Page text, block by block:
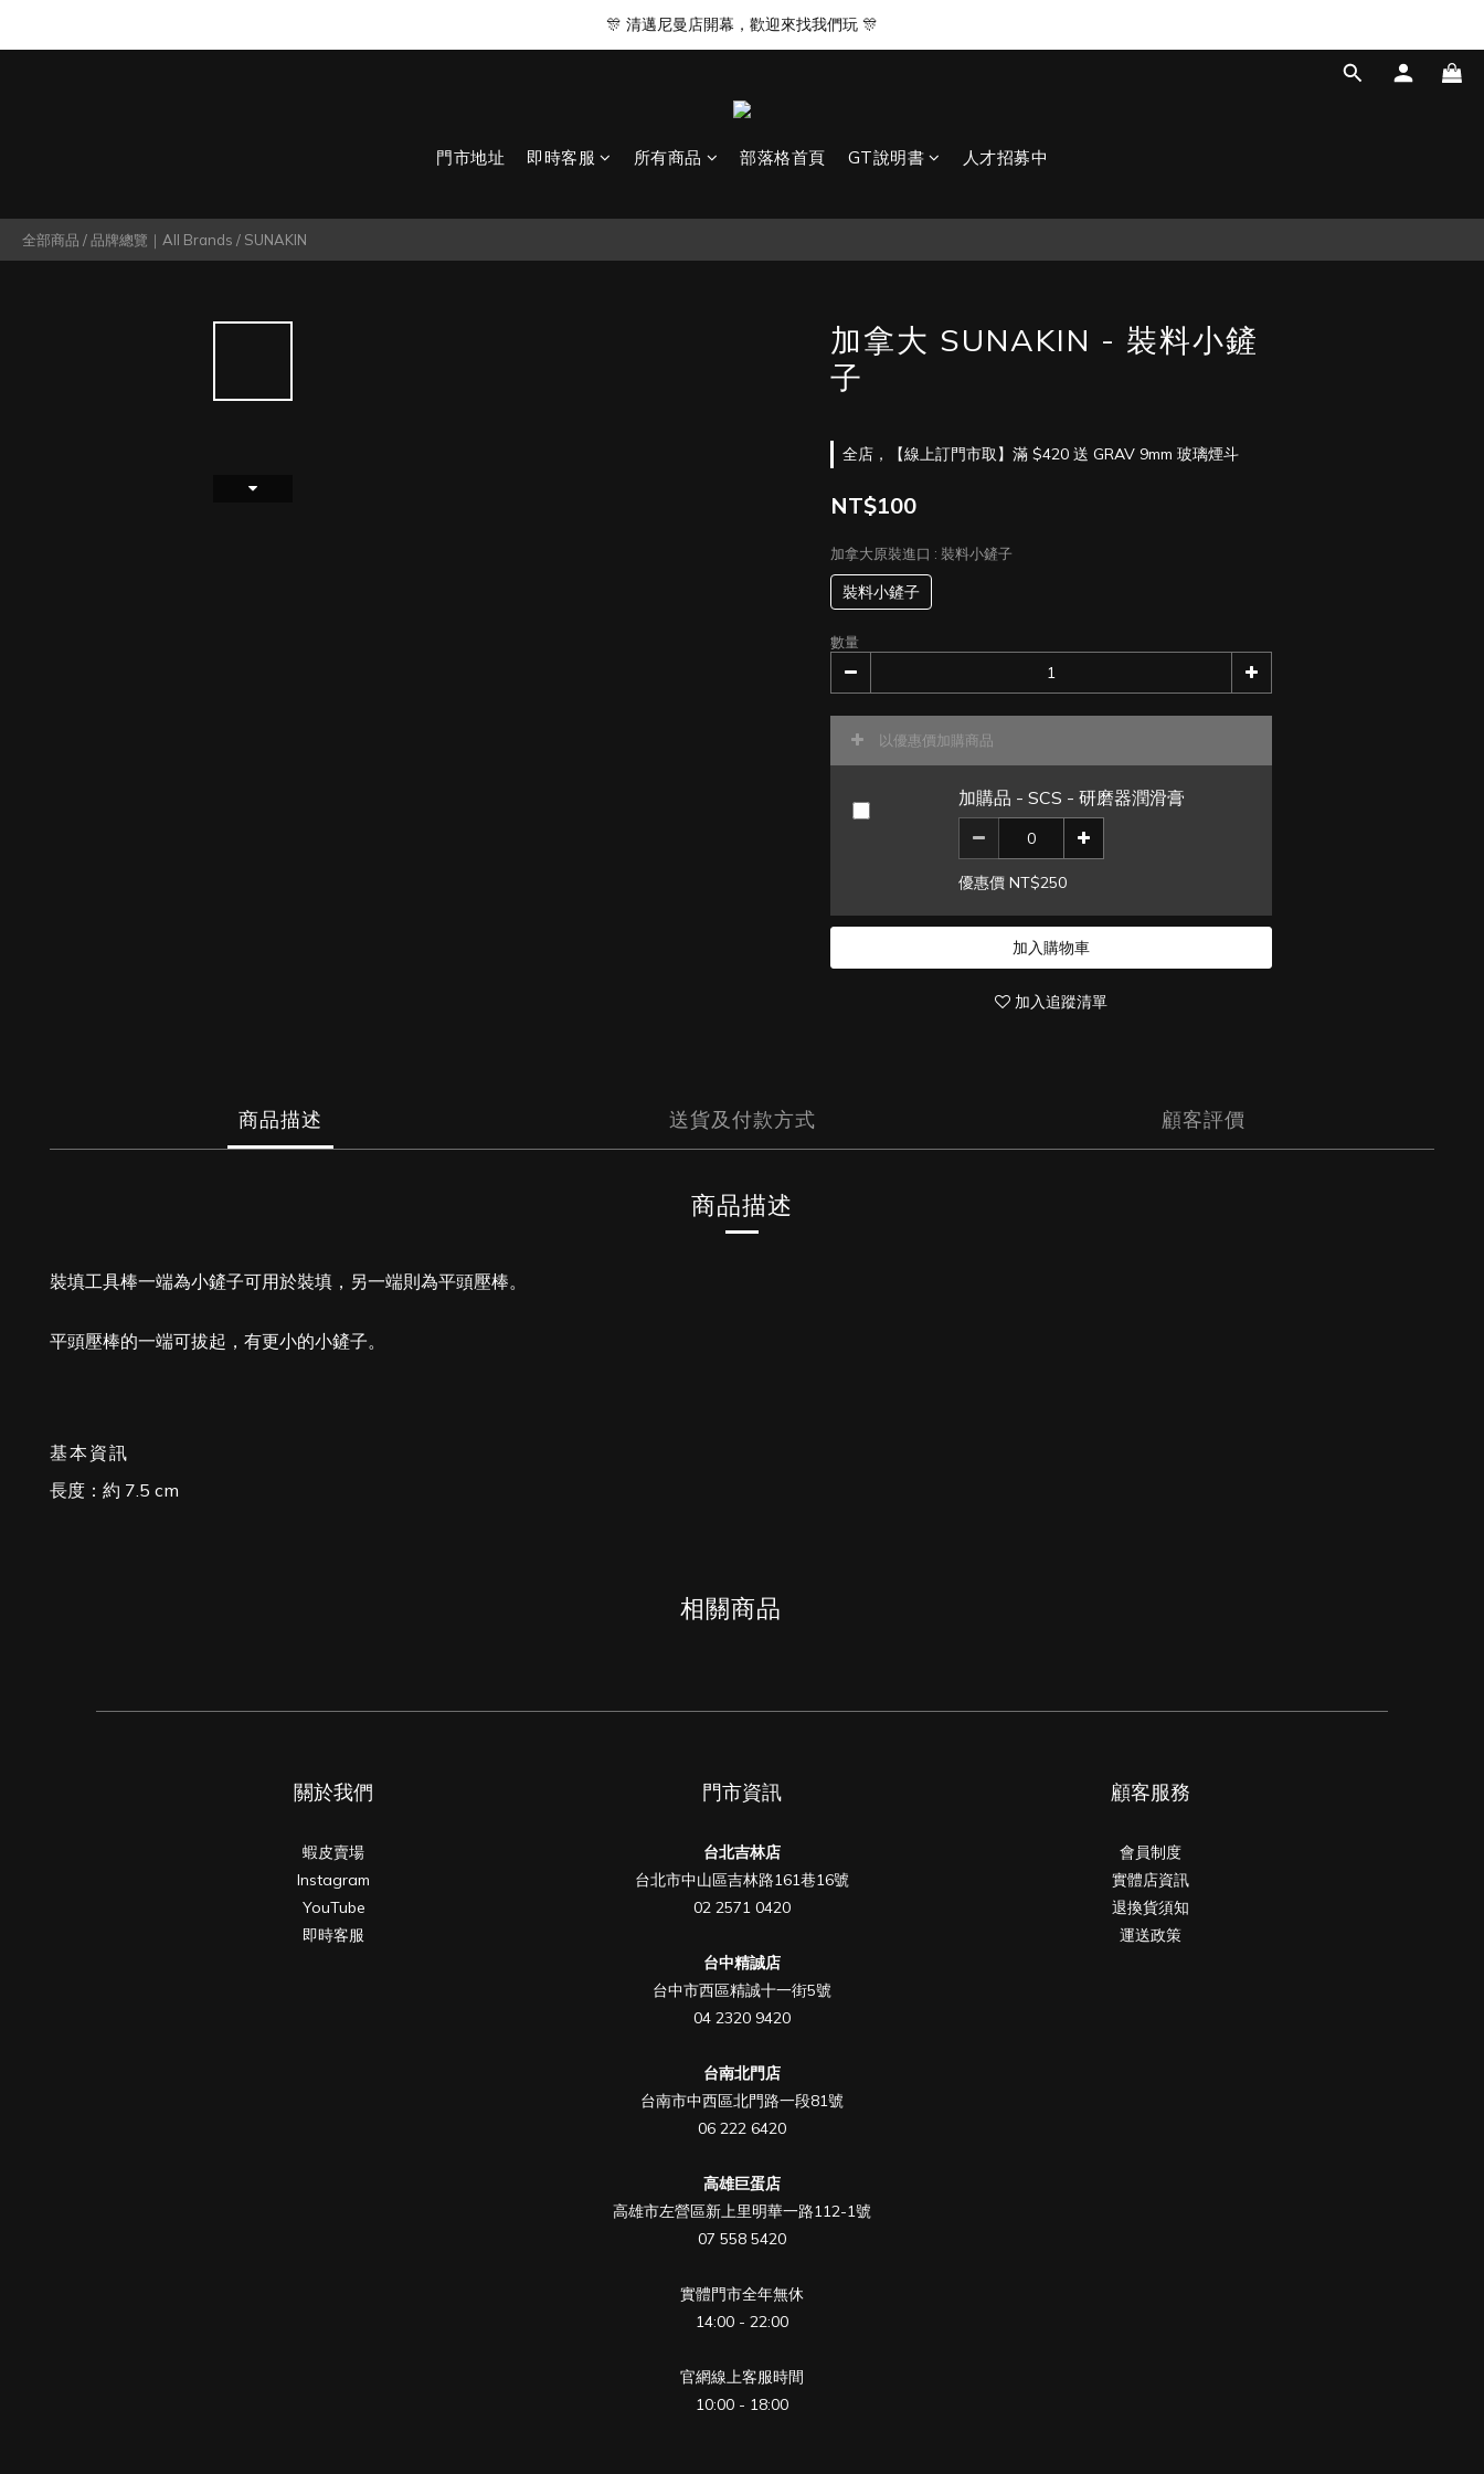
🎊 清邁尼曼店開幕，歡迎來找我們玩 🎊
🎊 清邁尼曼店開幕，歡迎來找我們玩 🎊
營業時間 14:00 - 22:00
🎊 清邁尼曼店開幕，歡迎來找我們玩 🎊
門市地址 即時客服 所有商品 部落格首頁 GT說明書 人才招募中
全部商品 /品牌總覽｜All Brands / SUNAKIN
加拿大 SUNAKIN - 裝料小鏟
子
全店，【線上訂門市取】滿 $420 送 GRAV 9mm 玻璃煙斗
NT$100
加拿大原裝進口 : 裝料小鏟子
裝料小鏟子
數量
以優惠價加購商品
加購品 - SCS - 研磨器潤滑膏
優惠價 NT$250
加入購物車
加入追蹤清單
商品描述 送貨及付款方式 顧客評價
商品描述
裝填工具棒一端為小鏟子可用於裝填，另一端則為平頭壓棒。
平頭壓棒的一端可拔起，有更小的小鏟子。
基本資訊
長度：約 7.5 cm
相關商品
關於我們
蝦皮賣場
Instagram
YouTube
即時客服
門市資訊
台北吉林店
台北市中山區吉林路161巷16號
02 2571 0420
台中精誠店
台中市西區精誠十一街5號
04 2320 9420
台南北門店
台南市中西區北門路一段81號
06 222 6420
高雄巨蛋店
高雄市左營區新上里明華一路112-1號
07 558 5420
實體門市全年無休
14:00 - 22:00
官網線上客服時間
10:00 - 18:00
顧客服務
會員制度
實體店資訊
退換貨須知
運送政策